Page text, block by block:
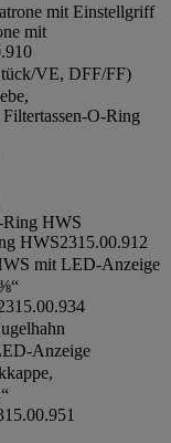
mit Einstellgriff
mit
VE, DFF/FF)
O-Ring
Ring HWS
HWS2315.00.912
mit LED-Anzeige
Anzeige